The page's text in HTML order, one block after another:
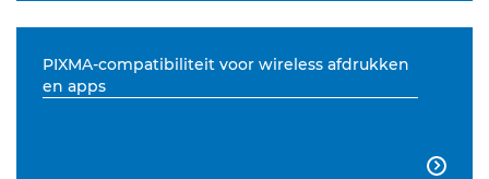
PIXMA-compatibiliteit voor wireless afdrukken
en apps
